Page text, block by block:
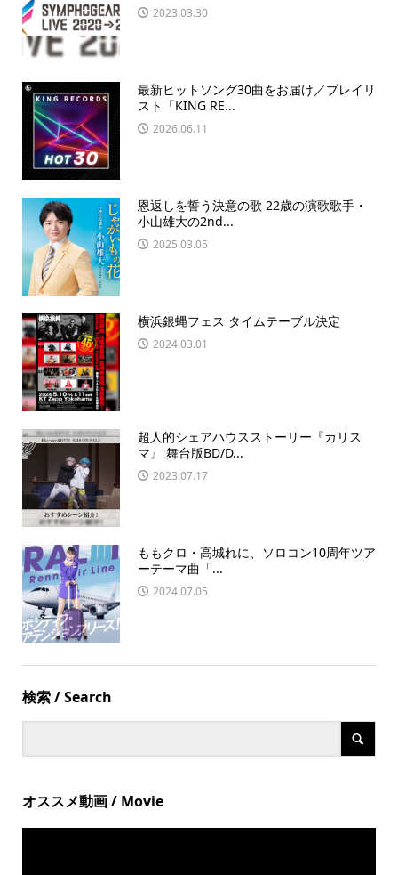
2023.03.30
最新ヒットソング30曲をお届け／プレイリ
スト「KING RE...
2026.06.11
恩返しを誓う決意の歌 22歳の演歌歌手・
小山雄大の2nd...
2025.03.05
横浜銀蝿フェス タイムテーブル決定
2024.03.01
超人的シェアハウスストーリー『カリス
マ』 舞台版BD/D...
2023.07.17
ももクロ・高城れに、ソロコン10周年ツア
ーテーマ曲「...
2024.07.05
検索 / Search
オススメ動画 / Movie